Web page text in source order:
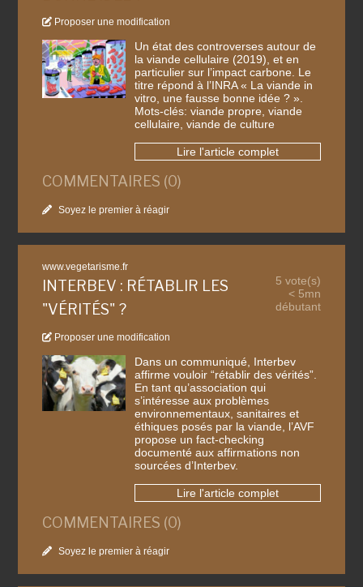
Proposer une modification
Un état des controverses autour de
la viande cellulaire (2019), et en
particulier sur l’impact carbone. Le
titre répond à l’INRA « La viande in
vitro, une fausse bonne idée ? ».
Mots-clés: viande propre, viande
cellulaire, viande de culture
Lire l'article complet
COMMENTAIRES (0)
Soyez le premier à réagir
www.vegetarisme.fr
INTERBEV : RÉTABLIR LES
"VÉRITÉS" ?
Proposer une modification
5 vote(s)
< 5mn
débutant
Dans un communiqué, Interbev
affirme vouloir “rétablir des vérités”.
En tant qu’association qui
s’intéresse aux problèmes
environnementaux, sanitaires et
éthiques posés par la viande, l’AVF
propose un fact-checking
documenté aux affirmations non
sourcées d’Interbev.
Lire l'article complet
COMMENTAIRES (0)
Soyez le premier à réagir